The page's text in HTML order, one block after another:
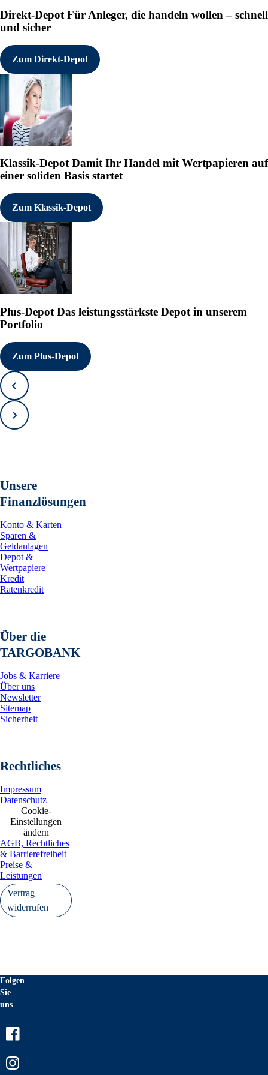
Direkt-Depot Für Anleger, die handeln wollen – schnell
und sicher
Zum Direkt-Depot
Klassik-DepotDamit Ihr Handel mit Wertpapieren auf
einer soliden Basis startet
Zum Klassik-Depot
Plus-Depot Das leistungsstärkste Depot in unserem
Portfolio
Zum Plus-Depot
Zurück
Vorwärts
Unsere
Finanzlösungen
Konto & Karten
Sparen &
Geldanlagen
Depot &
Wertpapiere
Kredit
Ratenkredit
Über die
TARGOBANK
Jobs & Karriere
Über uns
Newsletter
Sitemap
Sicherheit
Rechtliches
Impressum
Datenschutz
Cookie-
Einstellungen
ändern
AGB, Rechtliches
& Barrierefreiheit
Preise &
Leistungen
Vertrag
widerrufen
Folgen
Sie
uns